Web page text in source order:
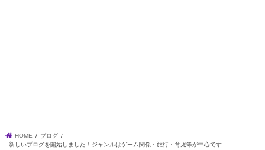
HOME
ブログ
新しいブログを開始しました！ジャンルはゲーム関係・旅行・育児等が中心です